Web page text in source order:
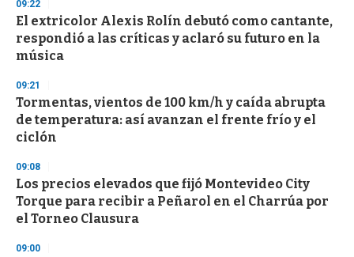
d
s
o
f
3
s
e
c
o
n
09:22
El extricolor Alexis Rolín debutó como cantante,
respondió a las críticas y aclaró su futuro en la
música
09:21
Tormentas, vientos de 100 km/h y caída abrupta
de temperatura: así avanzan el frente frío y el
ciclón
09:08
Los precios elevados que fijó Montevideo City
Torque para recibir a Peñarol en el Charrúa por
el Torneo Clausura
09:00